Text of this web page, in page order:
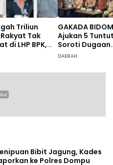
Triliun
Tak
di LHP BPK,
PDIP DPRD
GAKADA BIDOM
Ajukan 5
Soroti Dugaan
DAERAH
Bibit Jagung, Kades
ke Polres Dompu